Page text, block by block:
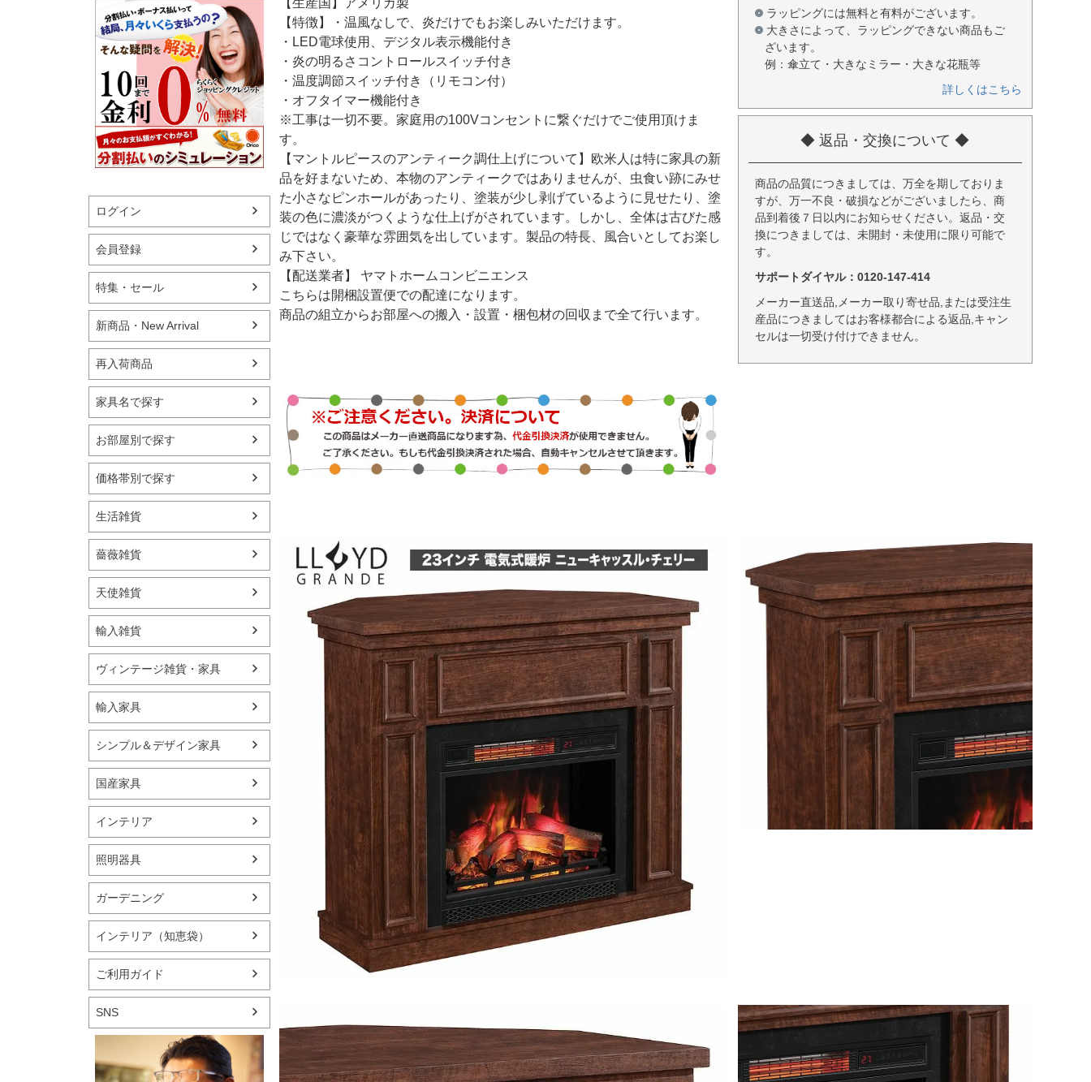
ログイン
会員登録
特集・セール
新商品・New Arrival
再入荷商品
家具名で探す
お部屋別で探す
価格帯別で探す
生活雑貨
薔薇雑貨
天使雑貨
輸入雑貨
ヴィンテージ雑貨・家具
輸入家具
シンプル＆デザイン家具
国産家具
インテリア
照明器具
ガーデニング
インテリア（知恵袋）
ご利用ガイド
SNS
【特徴】・温風なしで、炎だけでもお楽しみいただけます。
・LED電球使用、デジタル表示機能付き
・炎の明るさコントロールスイッチ付き
・温度調節スイッチ付き（リモコン付）
・オフタイマー機能付き
※工事は一切不要。家庭用の100Vコンセントに繋ぐだけでご使用頂けま
す。
【マントルピースのアンティーク調仕上げについて】欧米人は特に家具の新
品を好まないため、本物のアンティークではありませんが、虫食い跡にみせ
た小さなピンホールがあったり、塗装が少し剥げているように見せたり、塗
装の色に濃淡がつくような仕上げがされています。しかし、全体は古びた感
じではなく豪華な雰囲気を出しています。製品の特長、風合いとしてお楽し
み下さい。
【配送業者】 ヤマトホームコンビニエンス
こちらは開梱設置便での配達になります。
商品の組立からお部屋への搬入・設置・梱包材の回収まで全て行います。
ラッピングには無料と有料がございます。
大きさによって、ラッピングできない商品もご
ざいます。
例：傘立て・大きなミラー・大きな花瓶等
詳しくはこちら
◆ 返品・交換について ◆
商品の品質につきましては、万全を期しておりま
すが、万一不良・破損などがございましたら、商
品到着後７日以内にお知らせください。返品・交
換につきましては、未開封・未使用に限り可能で
す。
サポートダイヤル：0120-147-414
メーカー直送品,メーカー取り寄せ品,または受注生
産品につきましてはお客様都合による返品,キャン
セルは一切受け付けできません。